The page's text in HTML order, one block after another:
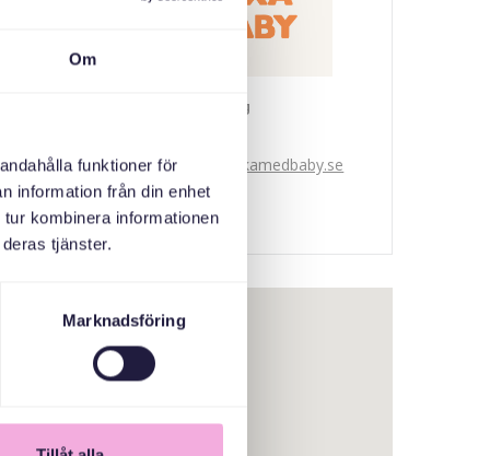
Om
funktioner för
information från din enhet
kombinera informationen
tjänster.
Marknadsföring
Svenska med baby
bokningen@svenskamedbaby.se